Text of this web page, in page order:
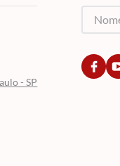
- SP